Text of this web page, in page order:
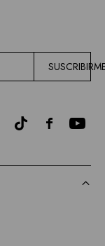
